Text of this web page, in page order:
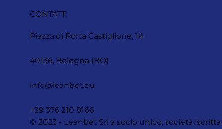
CONTATTI
Piazza di Porta Castiglione, 14
40136, Bologna (BO)
info@leanbet.eu
+39 376 210 8166
© 2023 - Leanbet Srl a socio unico, società